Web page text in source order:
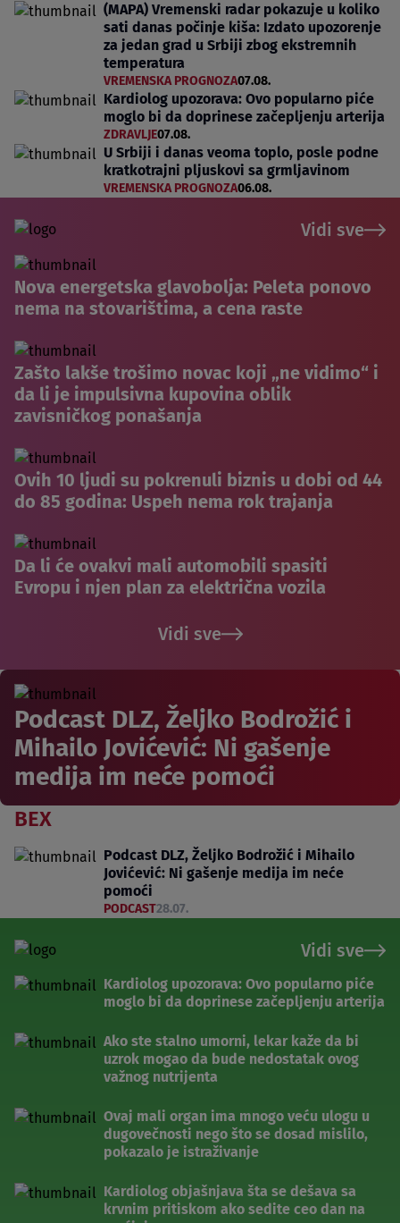
(MAPA) Vremenski radar pokazuje u koliko
sati danas počinje kiša: Izdato upozorenje
za jedan grad u Srbiji zbog ekstremnih
temperatura
VREMENSKA PROGNOZA07.08.
Kardiolog upozorava: Ovo popularno piće
moglo bi da doprinese začepljenju arterija
ZDRAVLJE07.08.
U Srbiji i danas veoma toplo, posle podne
kratkotrajni pljuskovi sa grmljavinom
VREMENSKA PROGNOZA06.08.
Vidi sve
Nova energetska glavobolja: Peleta ponovo
nema na stovarištima, a cena raste
Zašto lakše trošimo novac koji „ne vidimo“ i
da li je impulsivna kupovina oblik
zavisničkog ponašanja
Ovih 10 ljudi su pokrenuli biznis u dobi od 44
do 85 godina: Uspeh nema rok trajanja
Da li će ovakvi mali automobili spasiti
Evropu i njen plan za električna vozila
Vidi sve
Podcast DLZ, Željko Bodrožić i
Mihailo Jovićević: Ni gašenje
medija im neće pomoći
BEX
Podcast DLZ, Željko Bodrožić i Mihailo
Jovićević: Ni gašenje medija im neće
pomoći
PODCAST28.07.
Vidi sve
Kardiolog upozorava: Ovo popularno piće
moglo bi da doprinese začepljenju arterija
Ako ste stalno umorni, lekar kaže da bi
uzrok mogao da bude nedostatak ovog
važnog nutrijenta
Ovaj mali organ ima mnogo veću ulogu u
dugovečnosti nego što se dosad mislilo,
pokazalo je istraživanje
Kardiolog objašnjava šta se dešava sa
krvnim pritiskom ako sedite ceo dan na